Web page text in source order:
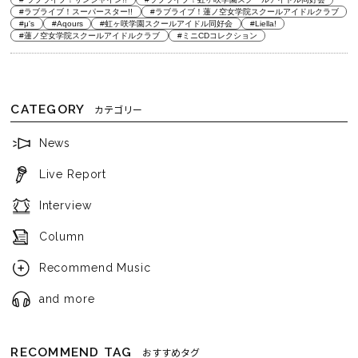
#ラブライブ！スーパースター!!
#ラブライブ！蓮ノ空女学院スクールアイドルクラブ
#μ's
#Aqours #虹ヶ咲学園スクールアイドル同好会
#Liella!
#蓮ノ空女学院スクールアイドルクラブ
#ミニCDコレクション
CATEGORY カテゴリー
News
Live Report
Interview
Column
Recommend Music
and more
RECOMMEND TAG おすすめタグ